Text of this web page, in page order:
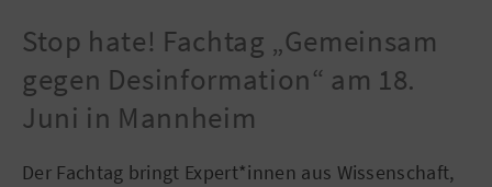
Stop hate! Fachtag „Gemeinsam
gegen Desinformation“ am 18.
Juni in Mannheim
Der Fachtag bringt Expert*innen aus Wissenschaft,